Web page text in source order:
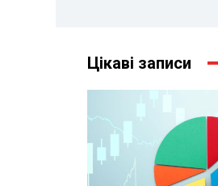
Цікаві записи